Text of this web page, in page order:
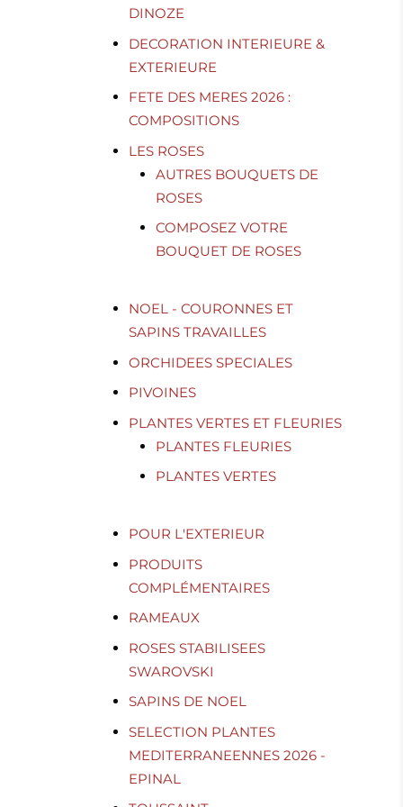
DINOZE
DECORATION INTERIEURE &
EXTERIEURE
FETE DES MERES 2026 :
COMPOSITIONS
LES ROSES
AUTRES BOUQUETS DE
ROSES
COMPOSEZ VOTRE
BOUQUET DE ROSES
NOEL - COURONNES ET
SAPINS TRAVAILLES
ORCHIDEES SPECIALES
PIVOINES
PLANTES VERTES ET FLEURIES
PLANTES FLEURIES
PLANTES VERTES
POUR L'EXTERIEUR
PRODUITS
COMPLÉMENTAIRES
RAMEAUX
ROSES STABILISEES
SWAROVSKI
SAPINS DE NOEL
SELECTION PLANTES
MEDITERRANEENNES 2026 -
EPINAL